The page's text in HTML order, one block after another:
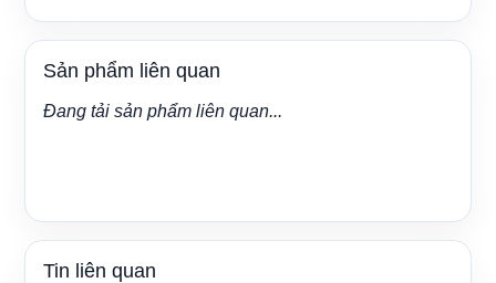
Sản phẩm liên quan
Đang tải sản phẩm liên quan...
Tin liên quan